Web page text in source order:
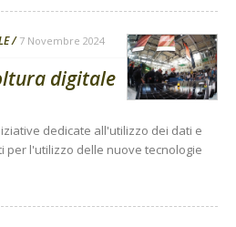
7 Novembre 2024
digitale
dedicate all'utilizzo dei dati e
per l'utilizzo delle nuove tecnologie